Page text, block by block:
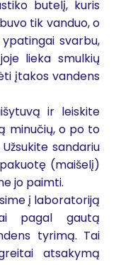
butelį, kuris
tik vanduo, o
svarbu,
lieka smulkių
įtakos vandens
ir leiskite
minučių, o po to
sandariu
(maišelį)
jo paimti.
į laboratoriją
pagal gautą
tyrimą. Tai
atsakymą